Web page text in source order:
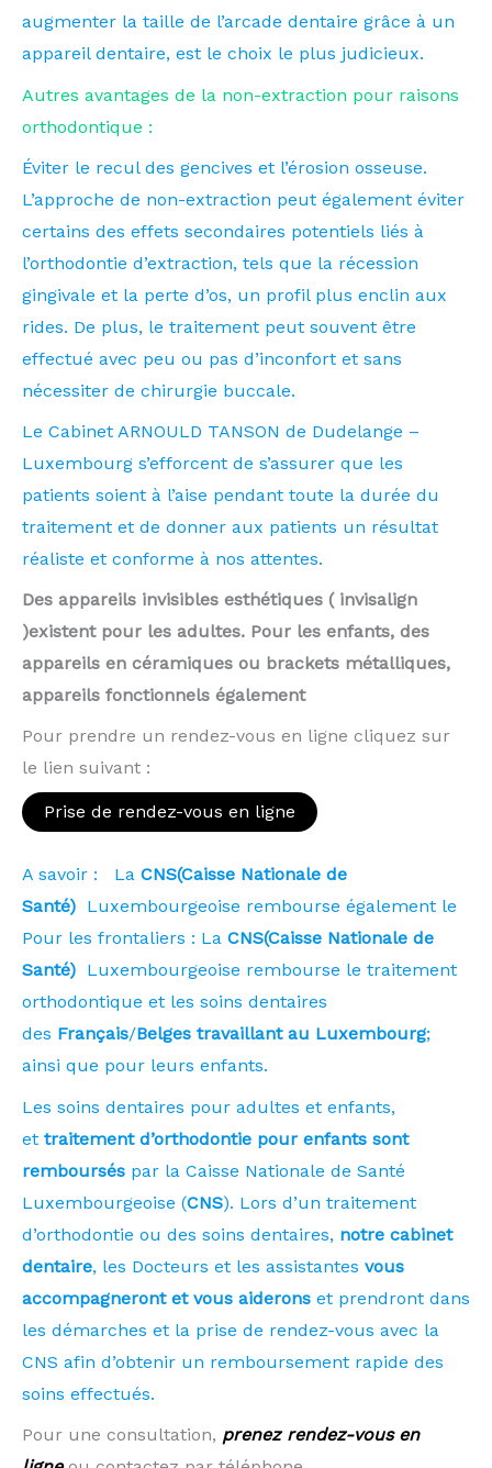
augmenter la taille de l’arcade dentaire grâce à un
appareil dentaire, est le choix le plus judicieux.
Autres avantages de la non-extraction pour raisons
orthodontique :
Éviter le recul des gencives et l’érosion osseuse.
L’approche de non-extraction peut également éviter
certains des effets secondaires potentiels liés à
l’orthodontie d’extraction, tels que la récession
gingivale et la perte d’os, un profil plus enclin aux
rides. De plus, le traitement peut souvent être
effectué avec peu ou pas d’inconfort et sans
nécessiter de chirurgie buccale.
Le Cabinet ARNOULD TANSON de Dudelange –
Luxembourg s’efforcent de s’assurer que les
patients soient à l’aise pendant toute la durée du
traitement et de donner aux patients un résultat
réaliste et conforme à nos attentes.
Des appareils invisibles esthétiques ( invisalign
)existent pour les adultes. Pour les enfants, des
appareils en céramiques ou brackets métalliques,
appareils fonctionnels également
Pour prendre un rendez-vous en ligne cliquez sur
le lien suivant :
Prise de rendez-vous en ligne
A savoir : La CNS(Caisse Nationale de
Santé) Luxembourgeoise rembourse également le
Pour les frontaliers : La CNS(Caisse Nationale de
Santé) Luxembourgeoise rembourse le traitement
orthodontique et les soins dentaires
des Français/Belges travaillant au Luxembourg;
ainsi que pour leurs enfants.
Les soins dentaires pour adultes et enfants,
et traitement d’orthodontie pour enfants sont
remboursés par la Caisse Nationale de Santé
Luxembourgeoise (CNS). Lors d’un traitement
d’orthodontie ou des soins dentaires, notre cabinet
dentaire, les Docteurs et les assistantes vous
accompagneront et vous aiderons et prendront dans
les démarches et la prise de rendez-vous avec la
CNS afin d’obtenir un remboursement rapide des
soins effectués.
Pour une consultation, prenez rendez-vous en